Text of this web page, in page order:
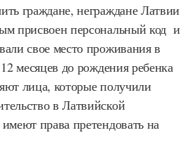
граждане, неграждане Латвии
присвоен персональный код и
свое место проживания в
месяцев до рождения ребенка
лица, которые получили
в Латвийской
права претендовать на